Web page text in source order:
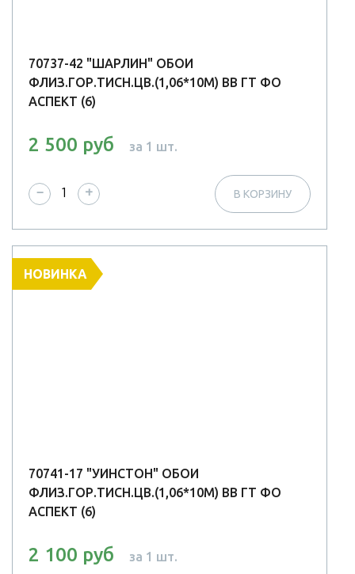
70737-42 "ШАРЛИН" ОБОИ
ФЛИЗ.ГОР.ТИСН.ЦВ.(1,06*10М) ВВ ГТ ФО
АСПЕКТ (6)
2 500 руб за 1 шт.
− + В КОРЗИНУ
НОВИНКА
70741-17 "УИНСТОН" ОБОИ
ФЛИЗ.ГОР.ТИСН.ЦВ.(1,06*10М) ВВ ГТ ФО
АСПЕКТ (6)
2 100 руб за 1 шт.